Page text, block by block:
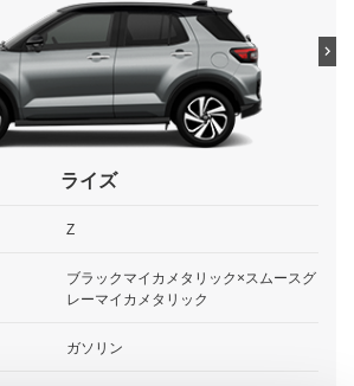
ライズ
Z
ブラックマイカメタリック×スムースグ
レーマイカメタリック
ガソリン